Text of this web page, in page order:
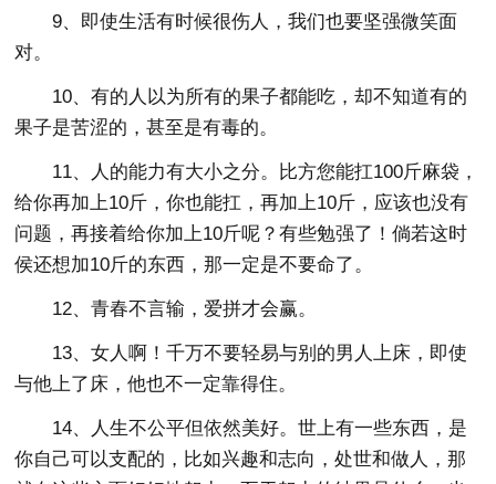
9、即使生活有时候很伤人，我们也要坚强微笑面
对。
10、有的人以为所有的果子都能吃，却不知道有的
果子是苦涩的，甚至是有毒的。
11、人的能力有大小之分。比方您能扛100斤麻袋，
给你再加上10斤，你也能扛，再加上10斤，应该也没有
问题，再接着给你加上10斤呢？有些勉强了！倘若这时
侯还想加10斤的东西，那一定是不要命了。
12、青春不言输，爱拼才会赢。
13、女人啊！千万不要轻易与别的男人上床，即使
与他上了床，他也不一定靠得住。
14、人生不公平但依然美好。世上有一些东西，是
你自己可以支配的，比如兴趣和志向，处世和做人，那